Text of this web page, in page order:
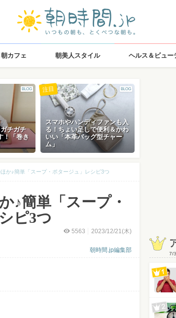
朝カフェ 朝美人スタイル ヘルス＆ビュー
BLOG
チガチ
！「巻き
BLOG
スマホやハンディファンも入
る！ちょい足しで便利＆かわ
いい「本革バッグ型チャー
ム」
注目
か♪簡単「スープ・ポタージュ」レシピ3つ
♪簡単「スープ・
ピ3つ
5563 2023/12/21(木)
朝時間.jp編集部
7/